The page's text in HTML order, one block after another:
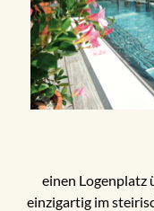
einen Logenplatz
einzigartig im